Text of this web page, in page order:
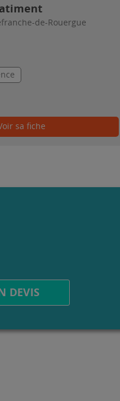
de-Rouergue
sa fiche
DEVIS